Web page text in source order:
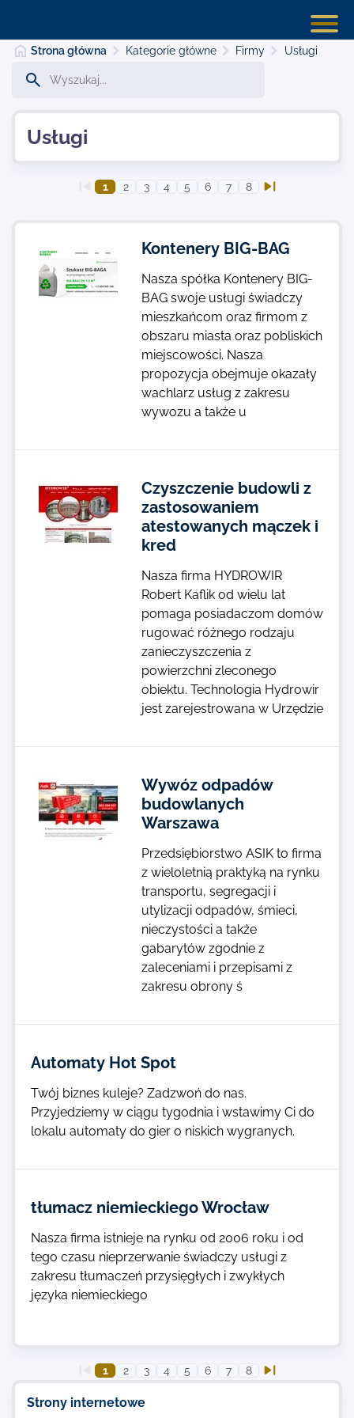
Dodaj stronę
Najnowsze
Kontakt
Strona główna Kategorie główne Firmy Usługi
Strony internetowe
Usługi
1 2 3 4 5 6 7 8
Kontenery BIG-BAG
Nasza spółka Kontenery BIG-
BAG swoje usługi świadczy
mieszkańcom oraz firmom z
obszaru miasta oraz pobliskich
miejscowości. Nasza
propozycja obejmuje okazały
wachlarz usług z zakresu
wywozu a także u
Czyszczenie budowli z
zastosowaniem
atestowanych mączek i
kred
Nasza firma HYDROWIR
Robert Kaflik od wielu lat
pomaga posiadaczom domów
rugować różnego rodzaju
zanieczyszczenia z
powierzchni zleconego
obiektu. Technologia Hydrowir
jest zarejestrowana w Urzędzie
Wywóz odpadów
budowlanych
Warszawa
Przedsiębiorstwo ASIK to firma
z wieloletnią praktyką na rynku
transportu, segregacji i
utylizacji odpadów, śmieci,
nieczystości a także
gabarytów zgodnie z
zaleceniami i przepisami z
zakresu obrony ś
Automaty Hot Spot
Twój biznes kuleje? Zadzwoń do nas.
Przyjedziemy w ciągu tygodnia i wstawimy Ci do
lokalu automaty do gier o niskich wygranych.
tłumacz niemieckiego Wrocław
Nasza firma istnieje na rynku od 2006 roku i od
tego czasu nieprzerwanie świadczy usługi z
zakresu tłumaczeń przysięgłych i zwykłych
języka niemieckiego
1 2 3 4 5 6 7 8